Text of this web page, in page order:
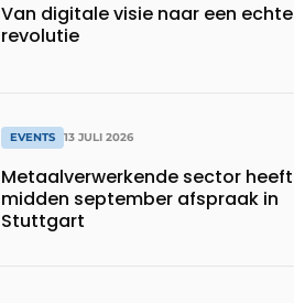
Van digitale visie naar een echte
revolutie
EVENTS 13 JULI 2026
Metaalverwerkende sector heeft
midden september afspraak in
Stuttgart